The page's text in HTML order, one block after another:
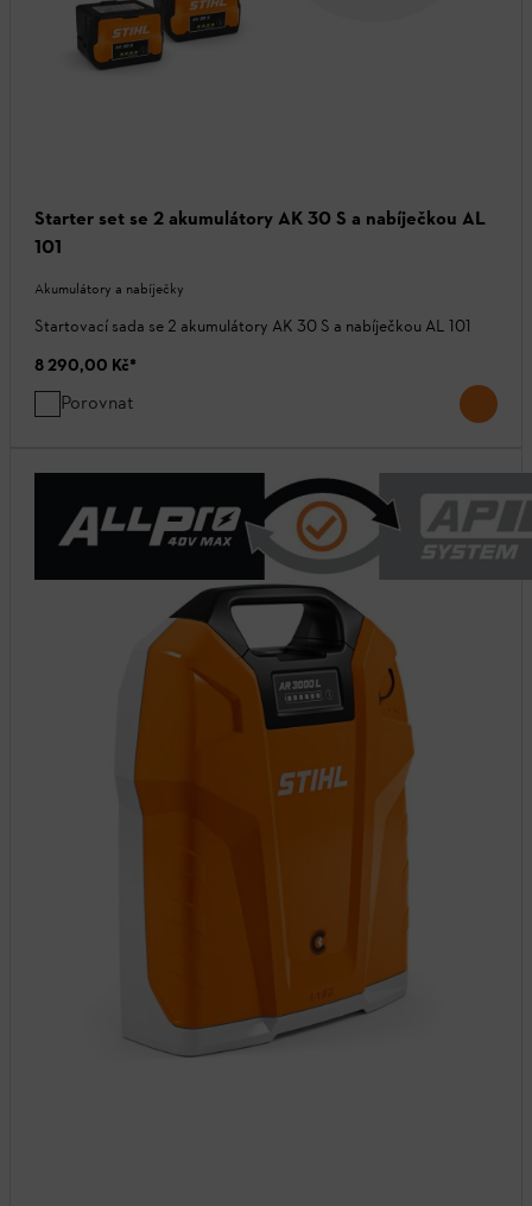
Starter set se 2 akumulátory AK 30 S a nabíječkou AL
101
Akumulátory a nabíječky
Startovací sada se 2 akumulátory AK 30 S a nabíječkou AL 101
8 290,00 Kč*
Porovnat